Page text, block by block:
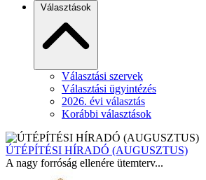
Választások
Választási szervek
Választási ügyintézés
2026. évi választás
Korábbi választások
ÚTÉPÍTÉSI HÍRADÓ (AUGUSZTUS)
A nagy forróság ellenére ütemterv...